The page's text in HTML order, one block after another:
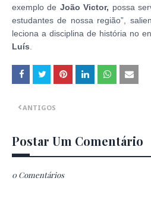
exemplo de João Victor, possa
estudantes de nossa região”,
leciona a disciplina de história no
Luís.
ANTIGOS
Postar Um Comentário
0 Comentários